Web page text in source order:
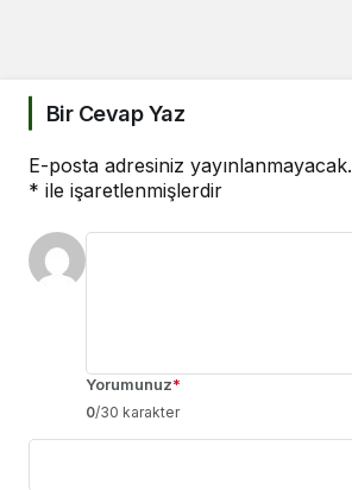
Bir Cevap Yaz
E-posta adresiniz yayınlanmayacak.
* ile işaretlenmişlerdir
Yorumunuz*
0/30 karakter